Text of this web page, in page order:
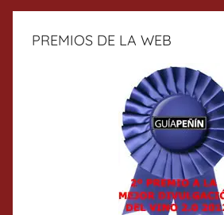
PREMIOS DE LA WEB